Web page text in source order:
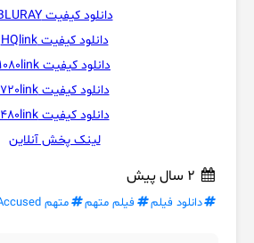
دانلود کیفیت BLURAY
دانلود کیفیت HQlink
دانلود کیفیت 1080link
دانلود کیفیت 720link
دانلود کیفیت 480link
لینک پخش آنلاین
دانلود فیلم فیلم متهم متهم Accused